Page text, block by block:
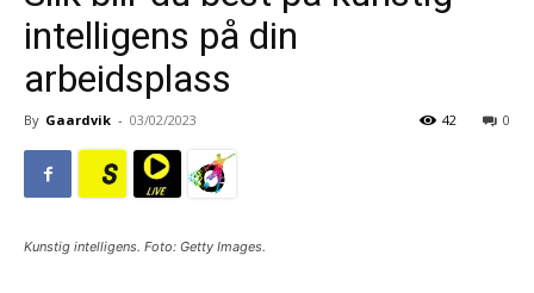
intelligens på din
arbeidsplass
By Gaardvik - 03/02/2023 0
42
Kunstig intelligens. Foto: Getty Images.